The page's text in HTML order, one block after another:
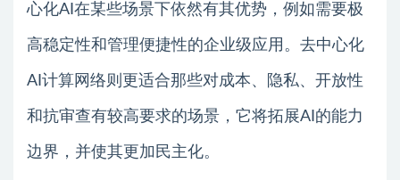
心化AI在某些场景下依然有其优势，例如需要极
高稳定性和管理便捷性的企业级应用。去中心化
AI计算网络则更适合那些对成本、隐私、开放性
和抗审查有较高要求的场景，它将拓展AI的能力
边界，并使其更加民主化。